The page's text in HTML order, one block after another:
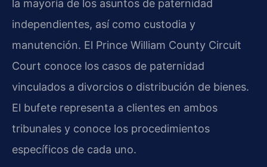
la mayoría de los asuntos de paternidad
independientes, así como custodia y
manutención. El Prince William County Circuit
Court conoce los casos de paternidad
vinculados a divorcios o distribución de bienes.
El bufete representa a clientes en ambos
tribunales y conoce los procedimientos
específicos de cada uno.